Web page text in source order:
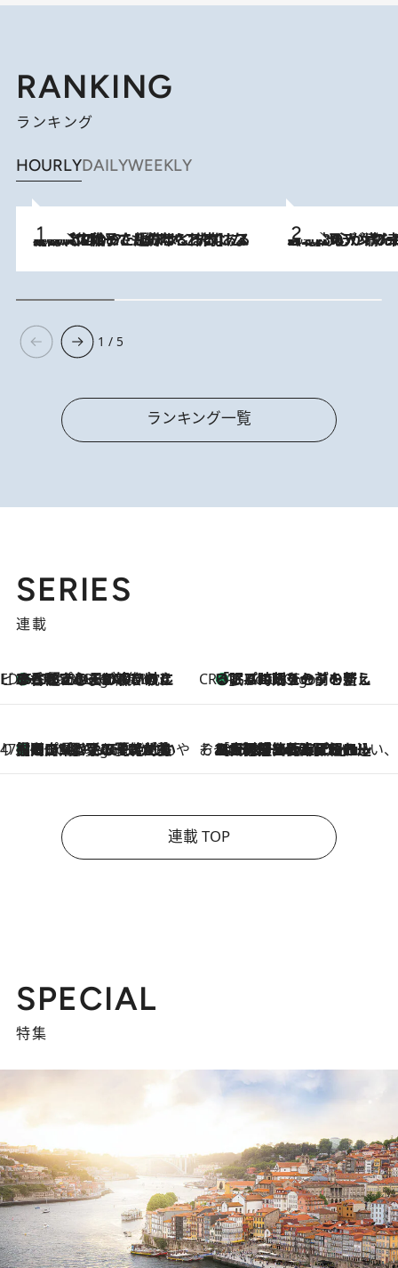
RANKING
ランキング
HOURLYDAILYWEEKLY
2026.8.5
【阿川佐和子さんの年とる力】なぜ70代で始めた趣味は“こんなに楽しい”のか？ ピアノ、俳句…スランプに陥っても続けられる“ある秘訣”とは 2026.8.8
《北欧の人々の幸福度が高いのは…》元デンマーク親善大使が出会った“心が満たされる暮らし”「いいかげんにヒュッゲしなさい！」
1 / 5
ランキング一覧
SERIES
連載
ビューティいいもの集め EDITORS' BEST
5 Hours Ago
35℃超えの日の夜、枕にひと吹き！ BAUMのルームスプレーが、ひのきの香りで心まで解きほぐす CREA'S CHOICE
5 Hours Ago
「眠る時刻をセットする」——眠りの前を整える、バルミューダの新しいアプローチ
47都道府県の手みやげ ひんやりスイーツで夏を満喫
5 Hours Ago
【岡山県】この夏絶対食べたい 冷やしておいしいおやつ3選 フルーツが主役のプリンやアイスが勢揃い そおだよおこの関西おいしい、おやつ紀行
2026.8.9
［大阪府箕面市］一皿一皿目の前で仕上げられる、料理を巧みに組み込んだアシェットデセールコース「ミチル アシェット デセール（Michiru assiette dessert）」
連載 TOP
SPECIAL
特集